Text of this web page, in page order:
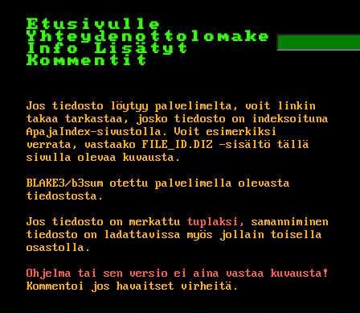
Etusivulle
Yhteydenottolomake
Info
Lisätyt
Kommentit
Jos tiedosto löytyy palvelimelta, voit linkin
takaa tarkastaa, josko tiedosto on indeksoituna
ApajaIndex-sivustolla. Voit esimerkiksi
verrata, vastaako FILE_ID.DIZ -sisältö tällä
sivulla olevaa kuvausta.
BLAKE3/b3sum otettu palvelimella olevasta
tiedostosta.
Jos tiedosto on merkattu tuplaksi,
samanniminen
tiedosto on ladattavissa myös jollain toisella
osastolla.
Ohjelma tai sen versio ei aina vastaa kuvausta!
Kommentoi jos havaitset virheitä.